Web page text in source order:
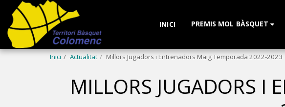
INICI PREMIS MOL BÀSQUET
Inici Actualitat Millors Jugadors i Entrenadors Maig Temporada 2022-2023
MILLORS JUGADORS I